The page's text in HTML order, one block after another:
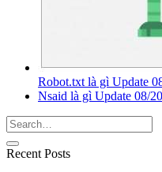
Robot.txt là gì Update
Nsaid là gì Update 08/
Recent Posts